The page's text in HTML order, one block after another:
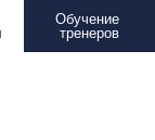
Обучение
тренеров